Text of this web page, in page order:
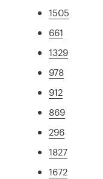
1505
661
1329
978
912
869
296
1827
1672